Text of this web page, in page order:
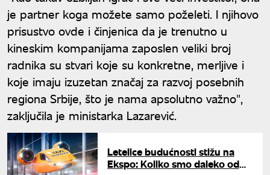
je partner koga možete samo poželeti. I njihovo
prisustvo ovde i činjenica da je trenutno u
kineskim kompanijama zaposlen veliki broj
radnika su stvari koje su konkretne, merljive i
koje imaju izuzetan značaj za razvoj posebnih
regiona Srbije, što je nama apsolutno važno",
zaključila je ministarka Lazarević.
Letelice budućnosti stižu na
Ekspo: Koliko smo daleko od